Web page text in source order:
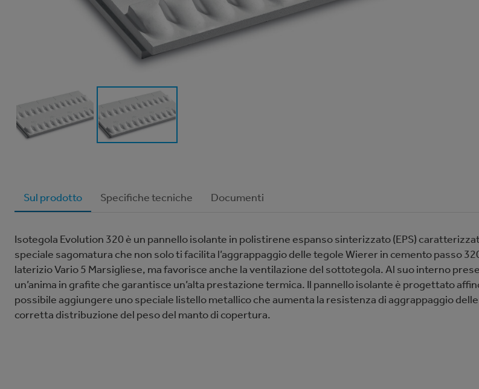
Sul prodotto Specifiche tecniche Documenti
Isotegola Evolution 320 è un pannello isolante in polistirene espanso sinterizzato (EPS)
speciale sagomatura che non solo ti facilita l’aggrappaggio delle tegole Wierer in cemento passo
laterizio Vario 5 Marsigliese, ma favorisce anche la ventilazione del sottotegola. Al suo interno
un’anima in grafite che garantisce un’alta prestazione termica. Il pannello isolante è progettato
possibile aggiungere uno speciale listello metallico che aumenta la resistenza di aggrappaggio
corretta distribuzione del peso del manto di copertura.